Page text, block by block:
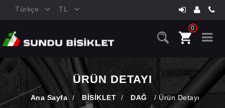
Türkçe TL
0
ÜRÜN DETAYI
Ana Sayfa / BİSİKLET / DAĞ / Ürün Detayı